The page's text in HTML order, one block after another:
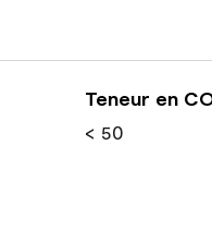
Teneur en
< 50